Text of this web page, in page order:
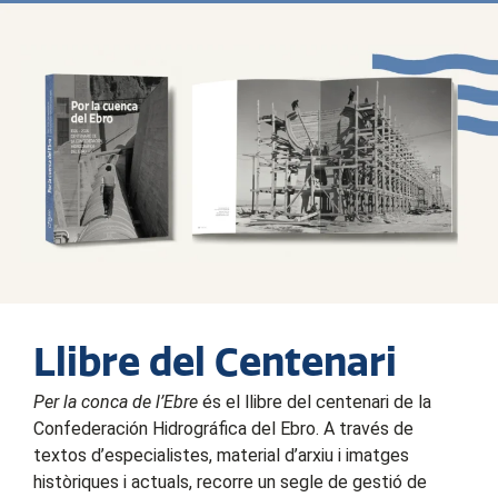
Llibre del Centenari
Per la conca de l’Ebre és el llibre del centenari de la
Confederación Hidrográfica del Ebro. A través de
textos d’especialistes, material d’arxiu i imatges
històriques i actuals, recorre un segle de gestió de